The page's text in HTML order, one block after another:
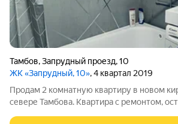
Тамбов,Запрудный проезд,10
ЖК «Запрудный, 10», 4 квартал 2019
Продам 2 комнатную квартиру в новом
севере Тамбова. Квартира с ремонтом,